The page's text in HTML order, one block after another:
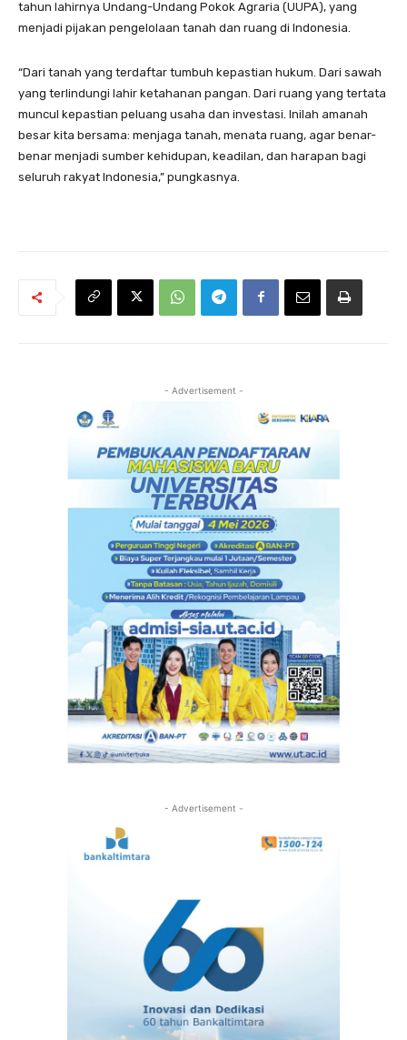
tahun lahirnya Undang-Undang Pokok Agraria (UUPA), yang
menjadi pijakan pengelolaan tanah dan ruang di Indonesia.
“Dari tanah yang terdaftar tumbuh kepastian hukum. Dari sawah
yang terlindungi lahir ketahanan pangan. Dari ruang yang tertata
muncul kepastian peluang usaha dan investasi. Inilah amanah
besar kita bersama: menjaga tanah, menata ruang, agar benar-
benar menjadi sumber kehidupan, keadilan, dan harapan bagi
seluruh rakyat Indonesia,” pungkasnya.
- Advertisement -
- Advertisement -